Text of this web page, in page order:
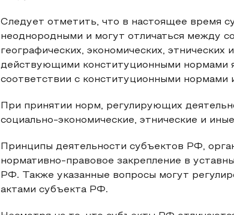
Следует отметить, что в настоящее время
неоднородными и могут отличаться между
географических, экономических,
действующими конституционными нормами
соответствии с конституционными нормами
При принятии норм, регулирующих
социально-экономические, этнические и
Принципы деятельности субъектов РФ,
нормативно-правовое закрепление в
РФ. Также указанные вопросы могут
актами субъекта РФ.